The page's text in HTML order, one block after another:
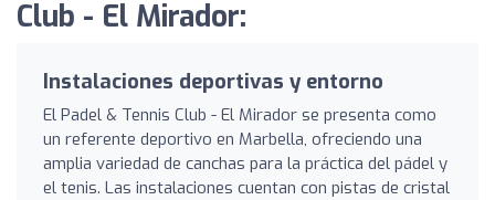
Club - El Mirador:
Instalaciones deportivas y entorno
El Padel & Tennis Club - El Mirador se presenta como
un referente deportivo en Marbella, ofreciendo una
amplia variedad de canchas para la práctica del pádel y
el tenis. Las instalaciones cuentan con pistas de cristal